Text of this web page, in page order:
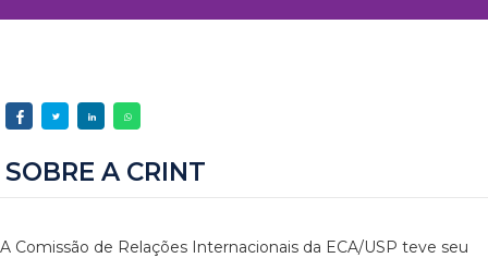
SOBRE A CRINT
A Comissão de Relações Internacionais da ECA/USP teve seu